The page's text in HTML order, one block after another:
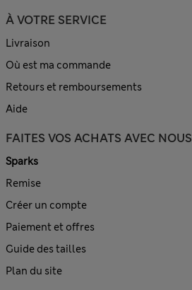
À VOTRE SERVICE
Livraison
Où est ma commande
Retours et remboursements
Aide
FAITES VOS ACHATS AVEC NOUS
Sparks
Remise
Créer un compte
Paiement et offres
Guide des tailles
Plan du site